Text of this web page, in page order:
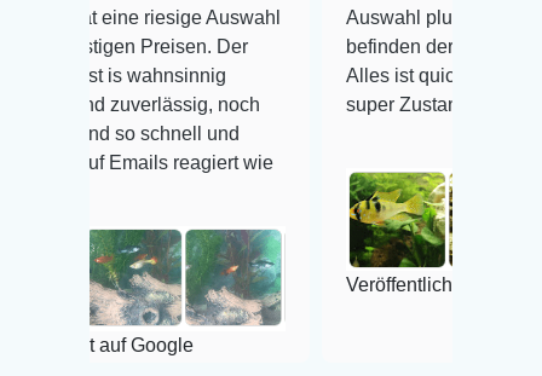
riesige Auswahl
Der
noch
schnell und
reagiert wie
Auswahl plus gesundheitliches
befinden der Fische einwandfrei.
Alles ist quick lebendig und im
super Zustand. Gerne wieder 😃
Veröffentlicht auf Google